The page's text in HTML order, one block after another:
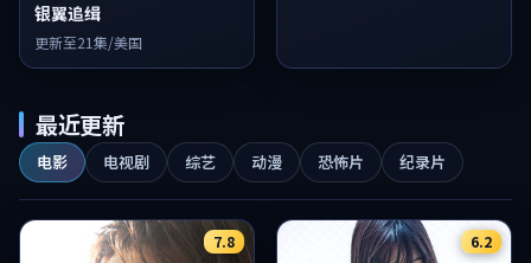
银翼追缉
更新至21集/美国
最近更新
电影 电视剧 综艺 动漫 恐怖片 纪录片
7.8 6.2